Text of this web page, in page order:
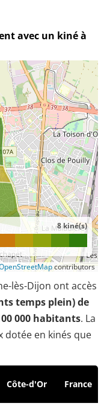
avec un kiné à
8 kiné(s)
contributors
lès-Dijon ont accès
temps plein) de
000 habitants. La
dotée en kinés que
Côte-d'Or France